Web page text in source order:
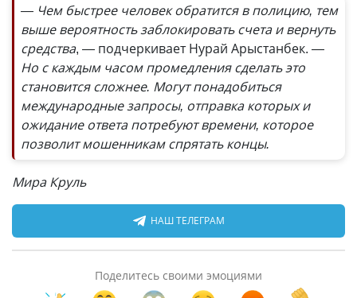
— Чем быстрее человек обратится в полицию, тем
выше вероятность заблокировать счета и вернуть
средства, — подчеркивает Нурай Арыстанбек. —
Но с каждым часом промедления сделать это
становится сложнее. Могут понадобиться
международные запросы, отправка которых и
ожидание ответа потребуют времени, которое
позволит мошенникам спрятать концы.
Мира Круль
НАШ ТЕЛЕГРАМ
Поделитесь своими эмоциями